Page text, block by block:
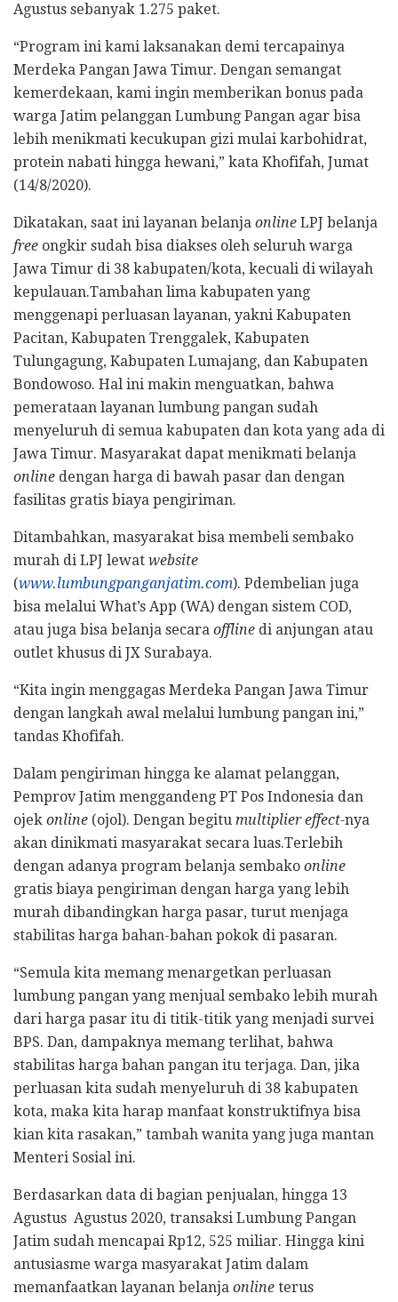
Agustus sebanyak 1.275 paket.
“Program ini kami laksanakan demi tercapainya
Merdeka Pangan Jawa Timur. Dengan semangat
kemerdekaan, kami ingin memberikan bonus pada
warga Jatim pelanggan Lumbung Pangan agar bisa
lebih menikmati kecukupan gizi mulai karbohidrat,
protein nabati hingga hewani,” kata Khofifah, Jumat
(14/8/2020).
Dikatakan, saat ini layanan belanja online LPJ belanja
free ongkir sudah bisa diakses oleh seluruh warga
Jawa Timur di 38 kabupaten/kota, kecuali di wilayah
kepulauan.Tambahan lima kabupaten yang
menggenapi perluasan layanan, yakni Kabupaten
Pacitan, Kabupaten Trenggalek, Kabupaten
Tulungagung, Kabupaten Lumajang, dan Kabupaten
Bondowoso. Hal ini makin menguatkan, bahwa
pemerataan layanan lumbung pangan sudah
menyeluruh di semua kabupaten dan kota yang ada di
Jawa Timur. Masyarakat dapat menikmati belanja
online dengan harga di bawah pasar dan dengan
fasilitas gratis biaya pengiriman.
Ditambahkan, masyarakat bisa membeli sembako
murah di LPJ lewat website
(www.lumbungpanganjatim.com). Pdembelian juga
bisa melalui What’s App (WA) dengan sistem COD,
atau juga bisa belanja secara offline di anjungan atau
outlet khusus di JX Surabaya.
“Kita ingin menggagas Merdeka Pangan Jawa Timur
dengan langkah awal melalui lumbung pangan ini,”
tandas Khofifah.
Dalam pengiriman hingga ke alamat pelanggan,
Pemprov Jatim menggandeng PT Pos Indonesia dan
ojek online (ojol). Dengan begitu multiplier effect-nya
akan dinikmati masyarakat secara luas.Terlebih
dengan adanya program belanja sembako online
gratis biaya pengiriman dengan harga yang lebih
murah dibandingkan harga pasar, turut menjaga
stabilitas harga bahan-bahan pokok di pasaran.
“Semula kita memang menargetkan perluasan
lumbung pangan yang menjual sembako lebih murah
dari harga pasar itu di titik-titik yang menjadi survei
BPS. Dan, dampaknya memang terlihat, bahwa
stabilitas harga bahan pangan itu terjaga. Dan, jika
perluasan kita sudah menyeluruh di 38 kabupaten
kota, maka kita harap manfaat konstruktifnya bisa
kian kita rasakan,” tambah wanita yang juga mantan
Menteri Sosial ini.
Berdasarkan data di bagian penjualan, hingga 13
Agustus Agustus 2020, transaksi Lumbung Pangan
Jatim sudah mencapai Rp12, 525 miliar. Hingga kini
antusiasme warga masyarakat Jatim dalam
memanfaatkan layanan belanja online terus